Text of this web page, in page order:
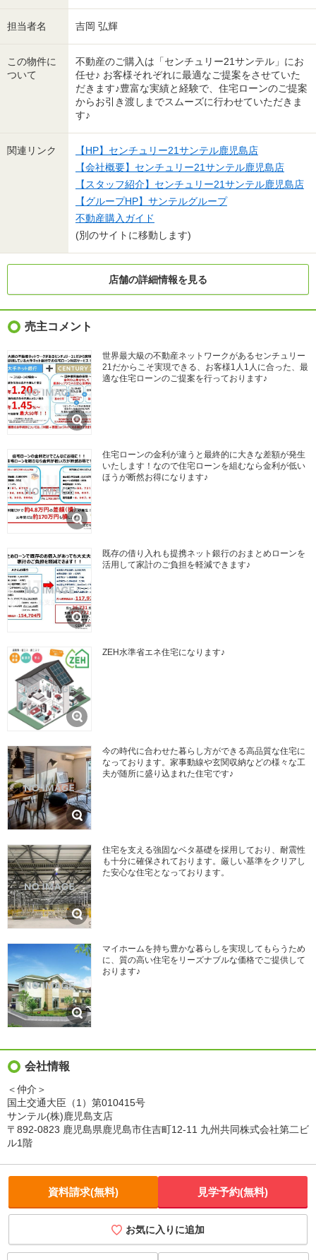
担当者名 吉岡 弘輝
この物件に
ついて
不動産のご購入は「センチュリー21サンテル」にお
任せ♪ お客様それぞれに最適なご提案をさせていた
だきます♪豊富な実績と経験で、住宅ローンのご提案
からお引き渡しまでスムーズに行わせていただきま
す♪
関連リンク
【HP】センチュリー21サンテル鹿児島店
【会社概要】センチュリー21サンテル鹿児島店
【スタッフ紹介】センチュリー21サンテル鹿児島店
【グループHP】サンテルグループ
不動産購入ガイド
(別のサイトに移動します)
店舗の詳細情報を見る
売主コメント
世界最大級の不動産ネットワークがあるセンチュリー
21だからこそ実現できる、お客様1人1人に合った、最
適な住宅ローンのご提案を行っております♪
住宅ローンの金利が違うと最終的に大きな差額が発生
いたします！なので住宅ローンを組むなら金利が低い
ほうが断然お得になります♪
既存の借り入れも提携ネット銀行のおまとめローンを
活用して家計のご負担を軽減できます♪
ZEH水準省エネ住宅になります♪
今の時代に合わせた暮らし方ができる高品質な住宅に
なっております。家事動線や玄関収納などの様々な工
夫が随所に盛り込まれた住宅です♪
住宅を支える強固なベタ基礎を採用しており、耐震性
も十分に確保されております。厳しい基準をクリアし
た安心な住宅となっております。
マイホームを持ち豊かな暮らしを実現してもらうため
に、質の高い住宅をリーズナブルな価格でご提供して
おります♪
会社情報
＜仲介＞
国土交通大臣（1）第010415号
サンテル(株)鹿児島支店
〒892-0823 鹿児島県鹿児島市住吉町12-11 九州共同株式会社第二ビ
ル1階
資料請求(無料) 見学予約(無料)
お気に入りに追加